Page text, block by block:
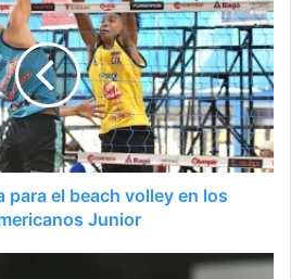
para el beach volley en los
Junior